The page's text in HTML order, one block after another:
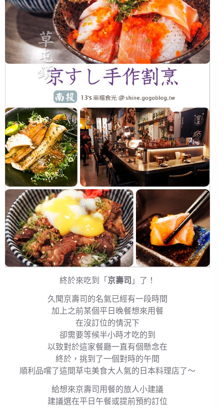
終於來吃到「 京壽司 」了！
久聞京壽司的名氣已經有一段時間
加上之前某個平日晚餐想來用餐
在沒訂位的情況下
卻需要等候半小時才吃的到
以致對於這家餐廳一直有個懸念在
終於，挑到了一個對時的午間
順利品嚐了這間草屯美食大人氣的日本料理店了～
給想來京壽司用餐的旅人小建議
建議選在平日午餐或提前預約訂位